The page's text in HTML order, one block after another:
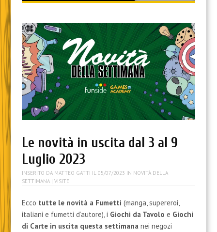
content
Le novità in uscita dal 3 al 9
Luglio 2023
INSERITO DA MATTEO GATTI IL 05/07/2023 IN NOVITÀ DELLA
SETTIMANA| VISITE
Ecco tutte le novità a Fumetti (manga, supereroi,
italiani e fumetti d’autore), i Giochi da Tavolo e Giochi
di Carte in uscita questa settimana nei negozi